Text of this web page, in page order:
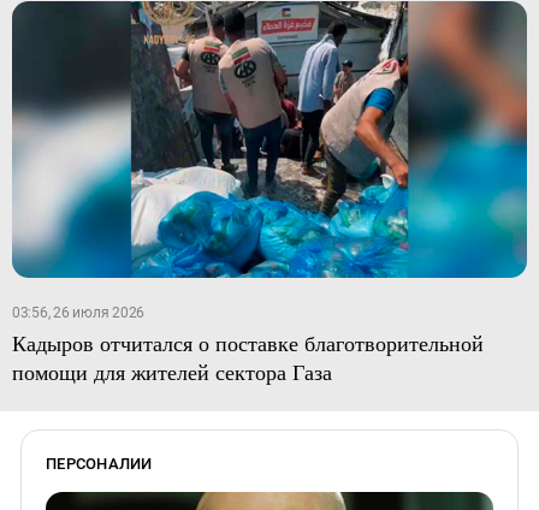
03:56, 26 июля 2026
Кадыров отчитался о поставке благотворительной
помощи для жителей сектора Газа
ПЕРСОНАЛИИ